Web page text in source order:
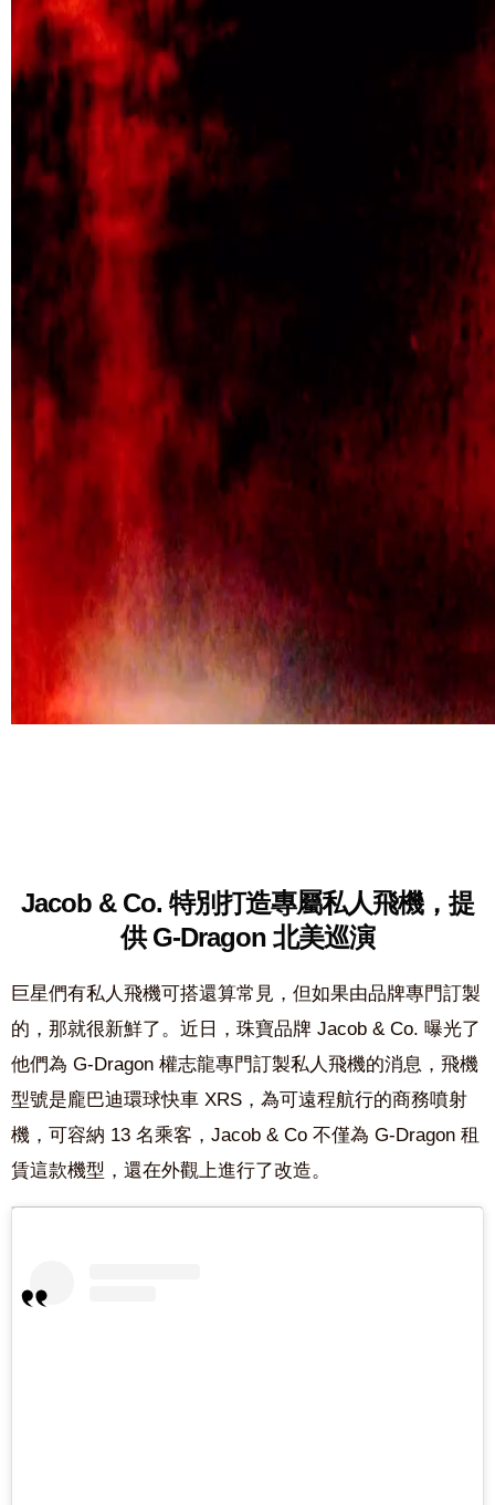
Jacob & Co. 特別打造專屬私人飛機，提
供 G-Dragon 北美巡演
巨星們有私人飛機可搭還算常見，但如果由品牌專門訂製
的，那就很新鮮了。近日，珠寶品牌 Jacob & Co. 曝光了
他們為 G-Dragon 權志龍專門訂製私人飛機的消息，飛機
型號是龐巴迪環球快車 XRS，為可遠程航行的商務噴射
機，可容納 13 名乘客，Jacob & Co 不僅為 G-Dragon 租
賃這款機型，還在外觀上進行了改造。